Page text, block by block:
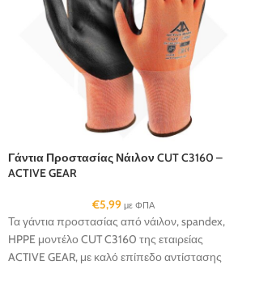
Γάντια Προστασίας Νάιλον CUT C3160 –
ACTIVE GEAR
€5,99 με ΦΠΑ
Τα γάντια προστασίας από νάιλον, spandex,
HPPE μοντέλο CUT C3160 της εταιρείας
ACTIVE GEAR, με καλό επίπεδο αντίστασης